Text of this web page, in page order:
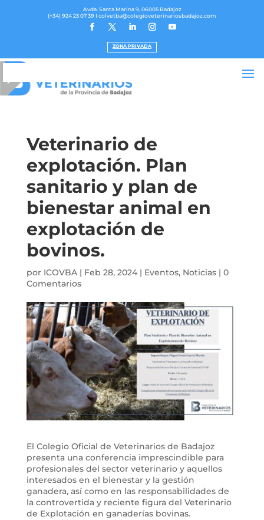
Avda. Santa Marina 9, 06005 Badajoz
(+34) 924 23 07 39 I colvetba@colegioveterinariosbadajoz.com
ZONA PRIVADA
Veterinario de
explotación. Plan
sanitario y plan de
bienestar animal en
explotación de
bovinos.
por ICOVBA| Feb 28, 2024| Eventos, Noticias| 0
Comentarios
El Colegio Oficial de Veterinarios de Badajoz
presenta una conferencia imprescindible para
profesionales del sector veterinario y aquellos
interesados en el bienestar y la gestión
ganadera, así como en las responsabilidades de
la controvertida y reciente figura del Veterinario
de Explotación en ganaderías bovinas.